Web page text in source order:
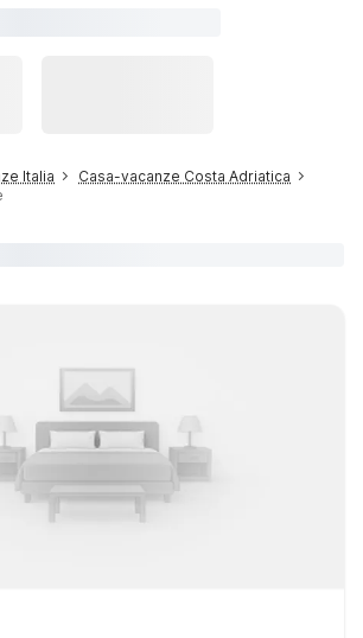
Italia
Casa-vacanze Costa Adriatica